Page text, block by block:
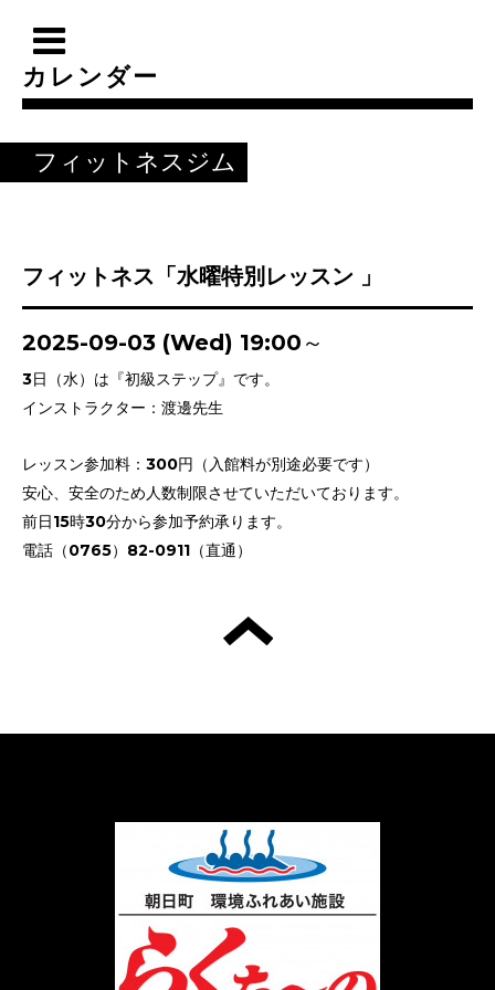
カレンダー
フィットネスジム
フィットネス「水曜特別レッスン 」
2025-09-03 (Wed) 19:00～
3日（水）は『初級ステップ』です。
インストラクター：渡邊先生
レッスン参加料：300円（入館料が別途必要です）
安心、安全のため人数制限させていただいております。
前日15時30分から参加予約承ります。
電話（0765）82-0911（直通）